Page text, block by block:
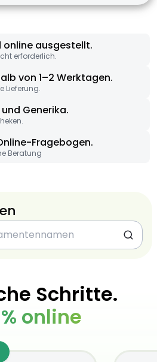
online ausgestellt.
erforderlich.
von 1–2 Werktagen.
Lieferung.
Generika.
Fragebogen.
Beratung
Schritte.
online